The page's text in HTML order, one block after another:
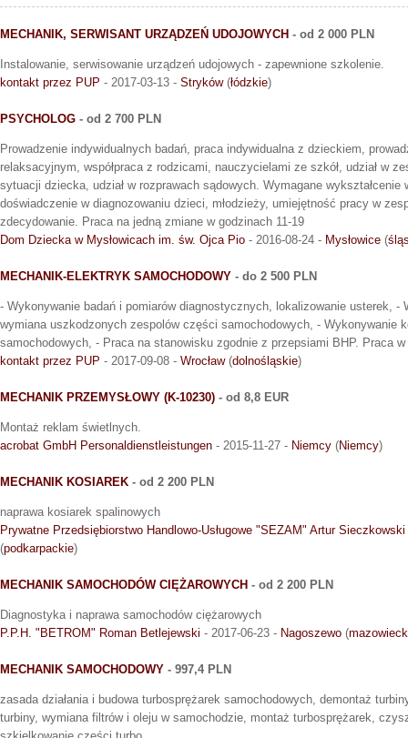
MECHANIK, SERWISANT URZĄDZEŃ UDOJOWYCH - od 2 000 PLN
Instalowanie, serwisowanie urządzeń udojowych - zapewnione szkolenie.
kontakt przez PUP - 2017-03-13 - Stryków(łódzkie)
PSYCHOLOG - od 2 700 PLN
Prowadzenie indywidualnych badań, praca indywidualna z dzieckiem,
relaksacyjnym, współpraca z rodzicami, nauczycielami ze szkół, udział w
sytuacji dziecka, udział w rozprawach sądowych. Wymagane
doświadczenie w diagnozowaniu dzieci, młodzieży, umiejętność pracy w
zdecydowanie. Praca na jedną zmiane w godzinach 11-19
Dom Dziecka w Mysłowicach im. św. Ojca Pio - 2016-08-24 - Mysłowice (
MECHANIK-ELEKTRYK SAMOCHODOWY - do 2 500 PLN
- Wykonywanie badań i pomiarów diagnostycznych, lokalizowanie usterek, -
wymiana uszkodzonych zespolów części samochodowych, - Wykonywanie
samochodowych, - Praca na stanowisku zgodnie z przepsiami BHP. Praca
kontakt przez PUP - 2017-09-08 - Wrocław(dolnośląskie)
MECHANIK PRZEMYSŁOWY (K-10230) - od 8,8 EUR
Montaż reklam świetlnych.
acrobat GmbH Personaldienstleistungen - 2015-11-27 - Niemcy (Niemcy)
MECHANIK KOSIAREK - od 2 200 PLN
naprawa kosiarek spalinowych
Prywatne Przedsiębiorstwo Handlowo-Usługowe "SEZAM" Artur Sieczkowski
(podkarpackie)
MECHANIK SAMOCHODÓW CIĘŻAROWYCH - od 2 200 PLN
Diagnostyka i naprawa samochodów ciężarowych
P.P.H. "BETROM" Roman Betlejewski - 2017-06-23 - Nagoszewo (
MECHANIK SAMOCHODOWY - 997,4 PLN
zasada działania i budowa turbosprężarek samochodowych, demontaż
turbiny, wymiana filtrów i oleju w samochodzie, montaż turbosprężarek,